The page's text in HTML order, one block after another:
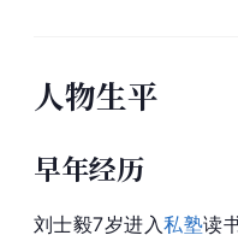
人物生平
早年经历
刘士毅7岁进入私塾读